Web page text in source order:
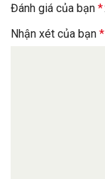
Đánh giá của bạn*
Nhận xét của bạn*